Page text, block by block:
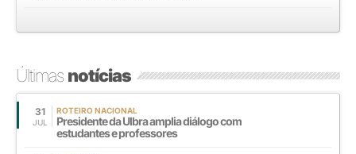
Últimasnotícias
31
JUL
ROTEIRO NACIONAL
Presidente da Ulbra amplia diálogo com
estudantes e professores